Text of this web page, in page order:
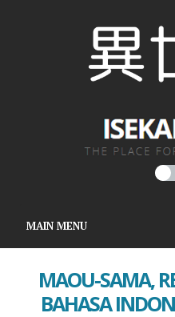
MAIN MENU
MAOU-SAMA,
BAHASA